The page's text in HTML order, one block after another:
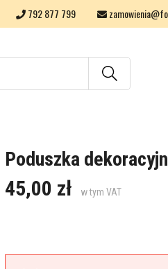
792 877 799
Poduszka
45,00 zł w tym VAT